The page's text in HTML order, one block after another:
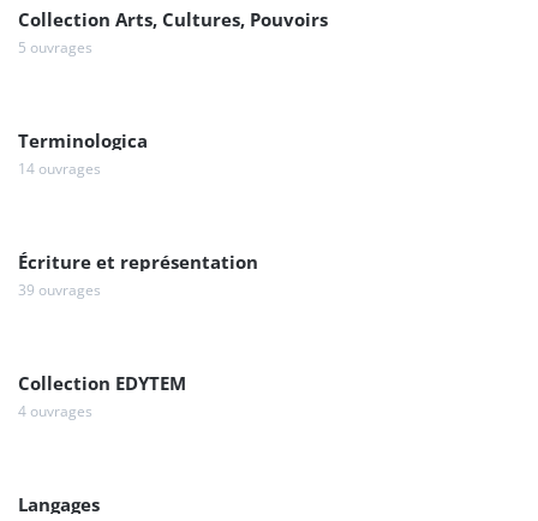
Collection Arts, Cultures, Pouvoirs
5 ouvrages
Terminologica
14 ouvrages
Écriture et représentation
39 ouvrages
Collection EDYTEM
4 ouvrages
Langages